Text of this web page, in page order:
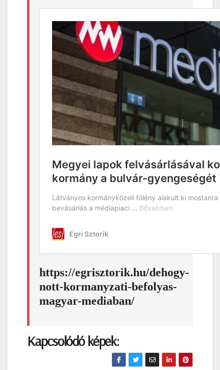
https://egrisztorik.hu/dehogy-
nott-kormanyzati-befolyas-
magyar-mediaban/
Kapcsolódó képek: